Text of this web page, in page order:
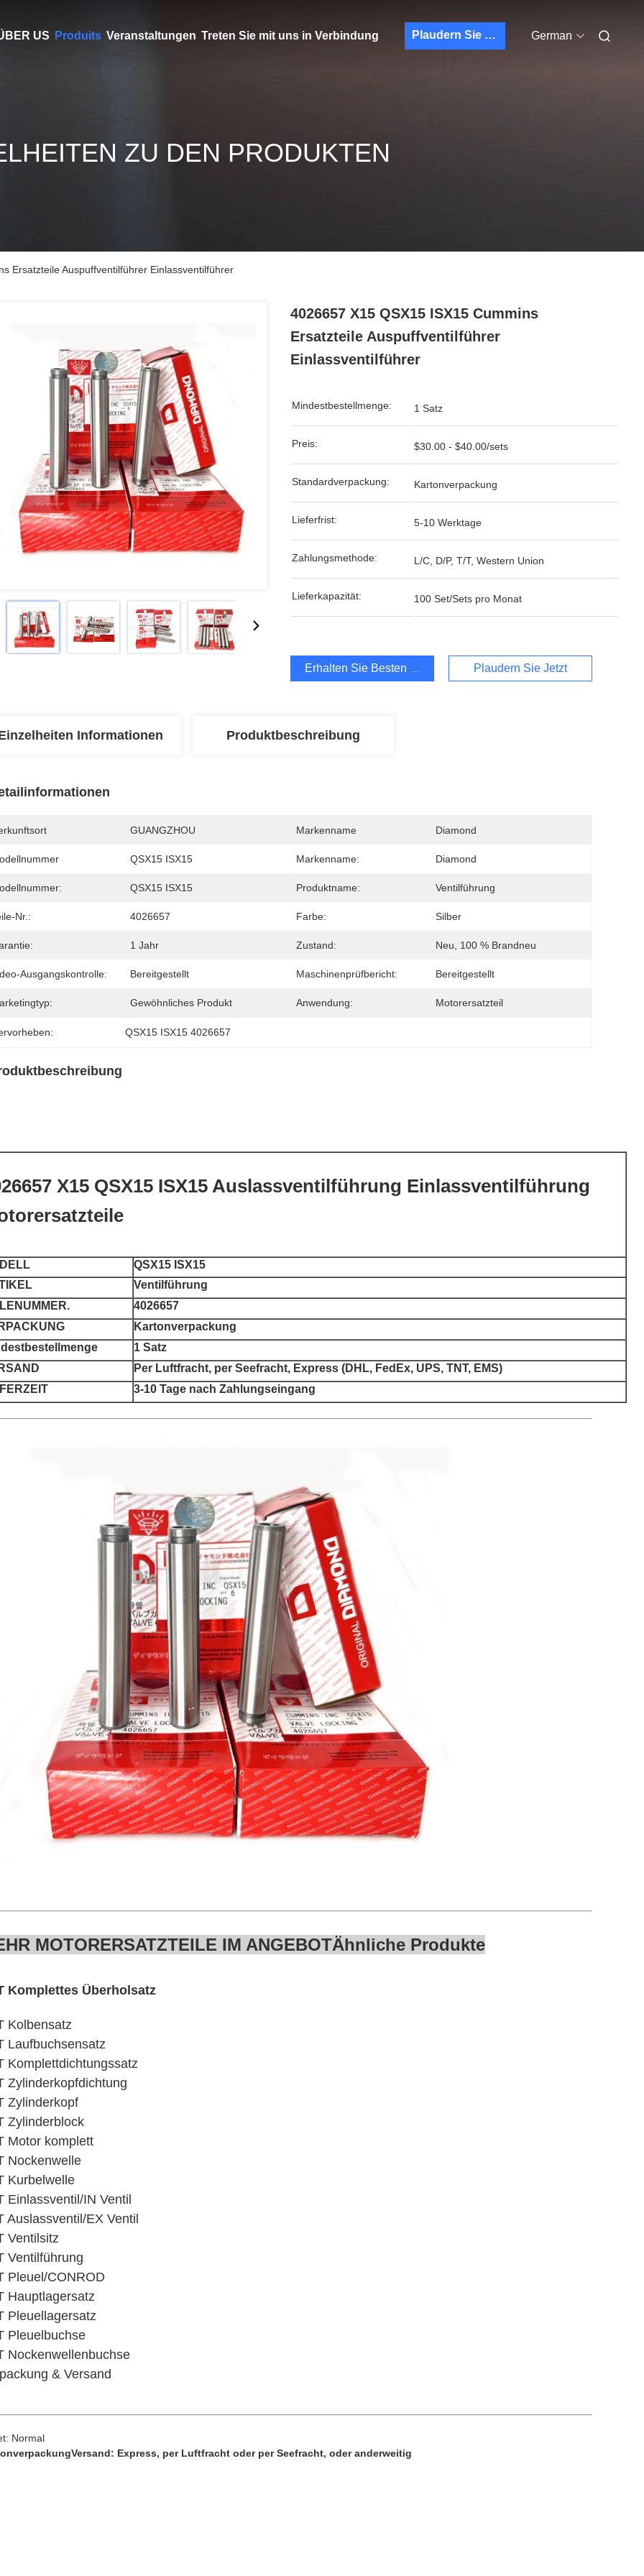
US Produits Veranstaltungen Treten Sie mit uns in Verbindung Plaudern Sie Jetzt German
ZU DEN PRODUKTEN
Ersatzteile Auspuffventilführer Einlassventilführer
4026657 X15 QSX15 ISX15 Cummins
Ersatzteile Auspuffventilführer
Einlassventilführer
Mindestbestellmenge: 1 Satz
Preis: $30.00 - $40.00/sets
Standardverpackung: Kartonverpackung
Lieferfrist: 5-10 Werktage
Zahlungsmethode: L/C, D/P, T/T, Western Union
Lieferkapazität: 100 Set/Sets pro Monat
Erhalten Sie Besten Preis Plaudern Sie Jetzt
Informationen Produktbeschreibung
GUANGZHOU Markenname Diamond
QSX15 ISX15 Markenname: Diamond
QSX15 ISX15 Produktname: Ventilführung
Nr.: 4026657 Farbe: Silber
1 Jahr Zustand: Neu, 100 % Brandneu
Ausgangskontrolle: Bereitgestellt Maschinenprüfbericht: Bereitgestellt
Gewöhnliches Produkt Anwendung: Motorersatzteil
QSX15 ISX15 4026657
X15 QSX15 ISX15 Auslassventilführung Einlassventilführung
QSX15 ISX15
Ventilführung
4026657
Kartonverpackung
1 Satz
Per Luftfracht, per Seefracht, Express (DHL, FedEx, UPS, TNT, EMS)
3-10 Tage nach Zahlungseingang
MOTORERSATZTEILE IM ANGEBOTÄhnliche Produkte
Komplettes Überholsatz
Kolbensatz
Laufbuchsensatz
Komplettdichtungssatz
Zylinderkopfdichtung
Zylinderkopf
Zylinderblock
Motor komplett
Nockenwelle
Kurbelwelle
Einlassventil/IN Ventil
Auslassventil/EX Ventil
Ventilsitz
Ventilführung
Pleuel/CONROD
Hauptlagersatz
Pleuellagersatz
Pleuelbuchse
Nockenwellenbuchse
& Versand
Normal
Versand: Express, per Luftfracht oder per Seefracht, oder anderweitig